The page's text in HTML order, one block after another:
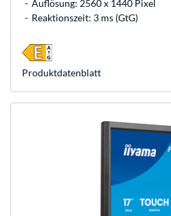
Auflösung: 2560 x 1440 Pixel
Reaktionszeit: 3 ms (GtG)
Produkt­datenblatt